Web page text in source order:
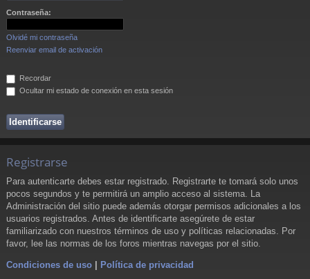
Contraseña:
Olvidé mi contraseña
Reenviar email de activación
Recordar
Ocultar mi estado de conexión en esta sesión
Registrarse
Para autenticarte debes estar registrado. Registrarte te tomará solo unos
pocos segundos y te permitirá un amplio acceso al sistema. La
Administración del sitio puede además otorgar permisos adicionales a los
usuarios registrados. Antes de identificarte asegúrete de estar
familiarizado con nuestros términos de uso y políticas relacionadas. Por
favor, lee las normas de los foros mientras navegas por el sitio.
Condiciones de uso Política de privacidad